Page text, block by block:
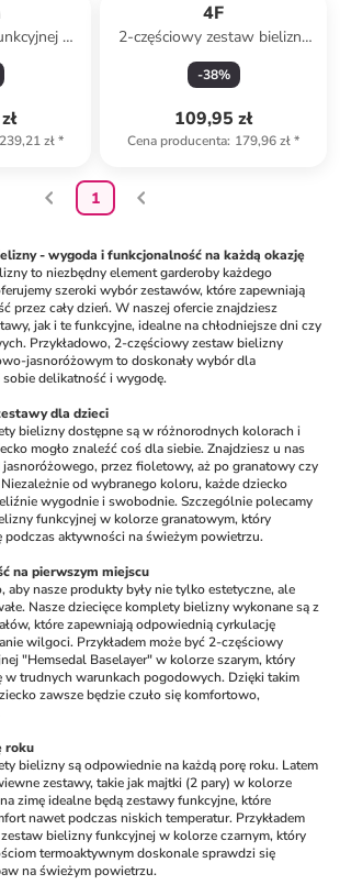
w
239,21 zł*
4F
2-częściowy zestaw bielizny
termicznej w kolorze
niebieskim
-38%
109,95 zł
Cena producenta: 179,96 zł*
1
- wygoda i funkcjonalność na każdą okazję
to niezbędny element garderoby każdego
szeroki wybór zestawów, które zapewniają
przez cały dzień. W naszej ofercie znajdziesz
jak i te funkcyjne, idealne na chłodniejsze dni czy
Przykładowo, 2-częściowy zestaw bielizny
jasnoróżowym to doskonały wybór dla
delikatność i wygodę.
dla dzieci
bielizny dostępne są w różnorodnych kolorach i
mogło znaleźć coś dla siebie. Znajdziesz u nas
przez fioletowy, aż po granatowy czy
od wybranego koloru, każde dziecko
wygodnie i swobodnie. Szczególnie polecamy
funkcyjnej w kolorze granatowym, który
podczas aktywności na świeżym powietrzu.
na pierwszym miejscu
aby nasze produkty były nie tylko estetyczne, ale
Nasze dziecięce komplety bielizny wykonane są z
które zapewniają odpowiednią cyrkulację
wilgoci. Przykładem może być 2-częściowy
"Hemsedal Baselayer" w kolorze szarym, który
w trudnych warunkach pogodowych. Dzięki takim
zawsze będzie czuło się komfortowo,
roku
bielizny są odpowiednie na każdą porę roku. Latem
zestawy, takie jak majtki (2 pary) w kolorze
zimę idealne będą zestawy funkcyjne, które
nawet podczas niskich temperatur. Przykładem
bielizny funkcyjnej w kolorze czarnym, który
termoaktywnym doskonale sprawdzi się
na świeżym powietrzu.